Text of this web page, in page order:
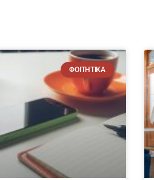
ΦΟΙΤΗΤΙΚΆ